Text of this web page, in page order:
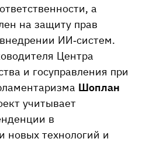
а
на защиту прав
ИИ-систем.
Центра
и госуправления при
Шоплан
учитывает
в
новых технологий и